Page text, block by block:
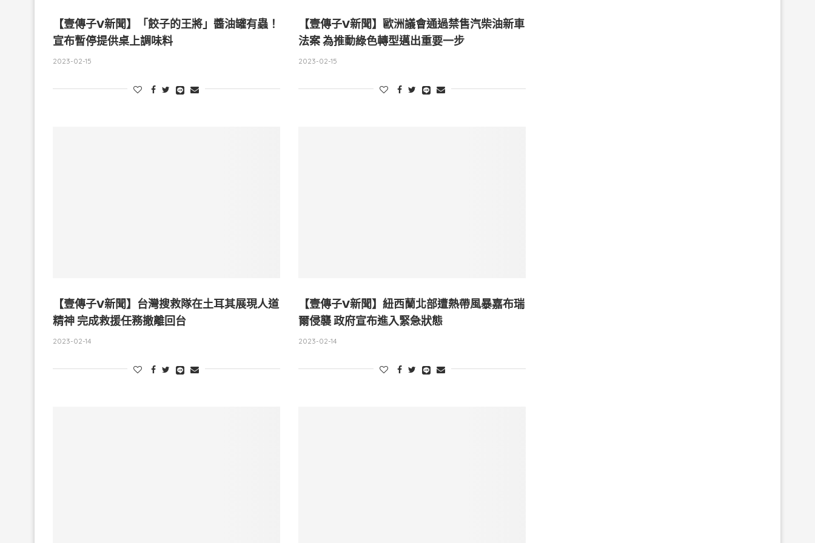
【壹傳子V新聞】「餃子的王將」醬油罐有蟲！
宣布暫停提供桌上調味料
2023-02-15
【壹傳子V新聞】歐洲議會通過禁售汽柴油新車
法案 為推動綠色轉型邁出重要一步
2023-02-15
【壹傳子V新聞】台灣搜救隊在土耳其展現人道
精神 完成救援任務撤離回台
2023-02-14
【壹傳子V新聞】紐西蘭北部遭熱帶風暴嘉布瑞
爾侵襲 政府宣布進入緊急狀態
2023-02-14